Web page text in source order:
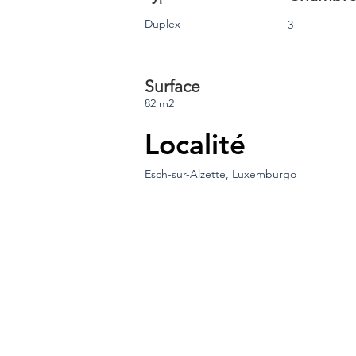
Duplex 3
Surface
82 m2
Localité
Esch-sur-Alzette, Luxemburgo